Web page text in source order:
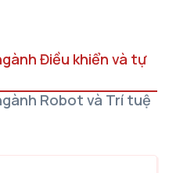
Điều khiển và tự
Robot và Trí tuệ